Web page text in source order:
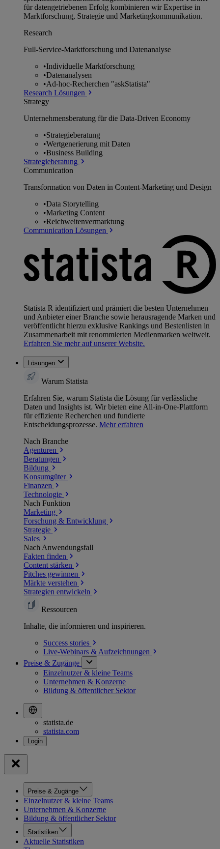
für datengetriebenen Erfolg kombinieren wir Expertise in
Marktforschung, Strategie und Marketingkommunikation.
Research
Full-Service-Marktforschung und Datenanalyse
•Individuelle Marktforschung
•Datenanalysen
•Ad-hoc-Recherchen "askStatista"
Research Lösungen
Strategy
Unternehmens­beratung für die Data-Driven Economy
•Strategieberatung
•Wertgenerierung mit Daten
•Business Building
Strategieberatung
Communication
Transformation von Daten in Content-Marketing und Design
•Data Storytelling
•Marketing Content
•Reichweitenvermarktung
Communication Lösungen
Statista R identifiziert und prämiert die besten Unternehmen
und Anbieter einer Branche sowie herausragende Marken und
veröffentlicht hierzu exklusive Rankings und Bestenlisten in
Zusammenarbeit mit renommierten Medienmarken weltweit.
Erfahren Sie mehr auf unserer Website.
Lösungen
Warum Statista
Erfahren Sie, warum Statista die Lösung für verlässliche
Daten und Insights ist. Wir bieten eine All-in-One-Plattform
für effiziente Recherchen und fundierte
Entscheidungsprozesse. Mehr erfahren
Nach Branche
Agenturen
Beratungen
Bildung
Konsumgüter
Finanzen
Technologie
Nach Funktion
Marketing
Forschung & Entwicklung
Strategie
Sales
Nach Anwendungsfall
Fakten finden
Content stärken
Pitches gewinnen
Märkte verstehen
Strategien entwickeln
Ressourcen
Inhalte, die informieren und inspirieren.
Success stories
Live-Webinars & Aufzeichnungen
Preise & Zugänge
Einzelnutzer & kleine Teams
Unternehmen & Konzerne
Bildung & öffentlicher Sektor
statista.de
statista.com
Preise & Zugänge
Einzelnutzer & kleine Teams
Unternehmen & Konzerne
Bildung & öffentlicher Sektor
Statistiken
Aktuelle Statistiken